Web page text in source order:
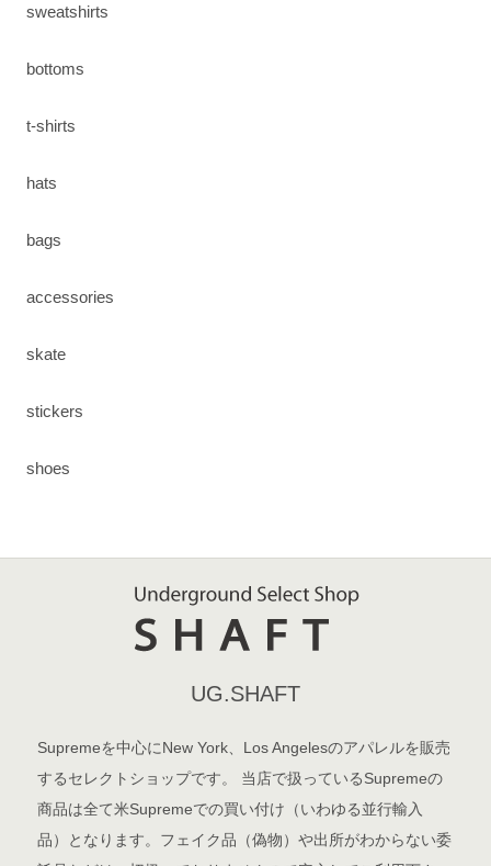
sweatshirts
bottoms
t-shirts
hats
bags
accessories
skate
stickers
shoes
UG.SHAFT
Supremeを中心にNew York、Los Angelesのアパレルを販売
するセレクトショップです。 当店で扱っているSupremeの
商品は全て米Supremeでの買い付け（いわゆる並行輸入
品）となります。フェイク品（偽物）や出所がわからない委